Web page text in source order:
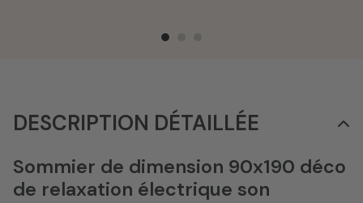
DESCRIPTION DÉTAILLÉE
Sommier de dimension 90x190 déco
de relaxation électrique son